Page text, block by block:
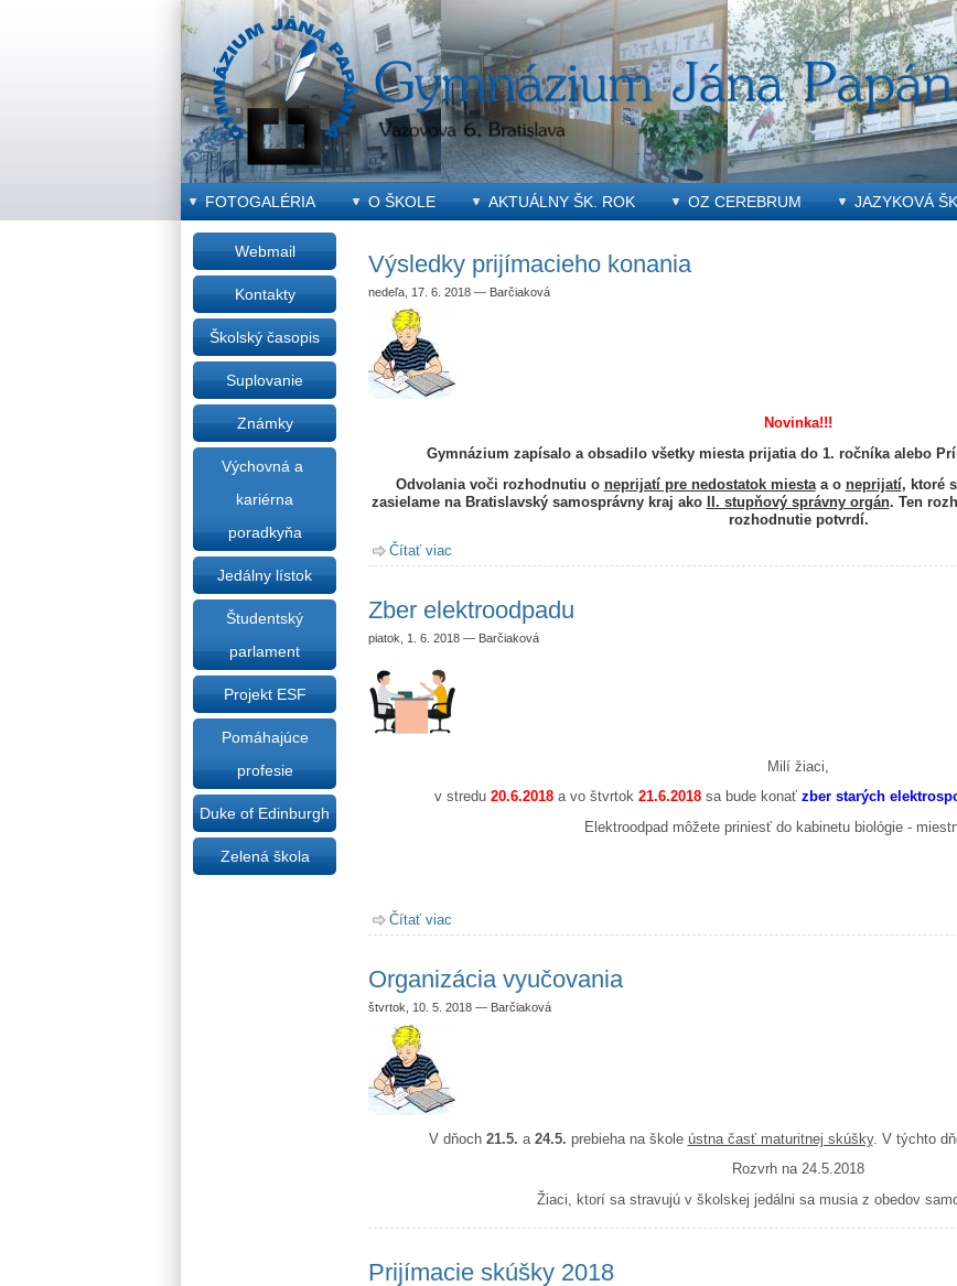
FOTOGALÉRIA O ŠKOLE AKTUÁLNY ŠK. ROK OZ CEREBRUM JAZYKOVÁ
Výsledky prijímacieho konania
nedeľa, 17. 6. 2018 — Barčiaková
Novinka!!!
Gymnázium zapísalo a obsadilo všetky miesta prijatia do 1. ročníka alebo
Odvolania voči rozhodnutiu o neprijatí pre nedostatok miestaa o neprijatí, ktoré
zasielame na Bratislavský samosprávny kraj ako
II. stupňový správny orgán. Ten
rozhodnutie potvrdí.
Čítať viac
Zber elektroodpadu
piatok, 1. 6. 2018 — Barčiaková
Milí žiaci,
v stredu 20.6.2018a vo štvrtok 21.6.2018sa bude konať zber starých
Elektroodpad môžete priniesť do kabinetu biológie -
Čítať viac
Organizácia vyučovania
štvrtok, 10. 5. 2018 — Barčiaková
V dňoch 21.5. a 24.5. prebieha na škole ústna časť maturitnej skúšky. V týchto
Rozvrh na 24.5.2018
Žiaci, ktorí sa stravujú v školskej jedálni sa musia z obedov
Prijímacie skúšky 2018
Webmail
Kontakty
Školský časopis
Suplovanie
Známky
Výchovná a
kariérna
poradkyňa
Jedálny lístok
Študentský
parlament
Projekt ESF
Pomáhajúce
profesie
Duke of Edinburgh
Zelená škola